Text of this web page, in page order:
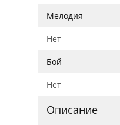
Мелодия
Нет
Бой
Нет
Описание